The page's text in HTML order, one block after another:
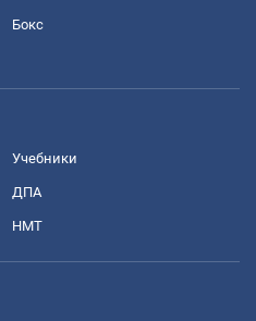
Бокс
Учебники
ДПА
НМТ